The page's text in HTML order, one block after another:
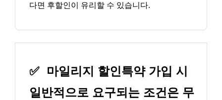
다면 후할인이 유리할 수 있습니다.
✅
마일리지 할인특약 가입 시
일반적으로 요구되는 조건은 무